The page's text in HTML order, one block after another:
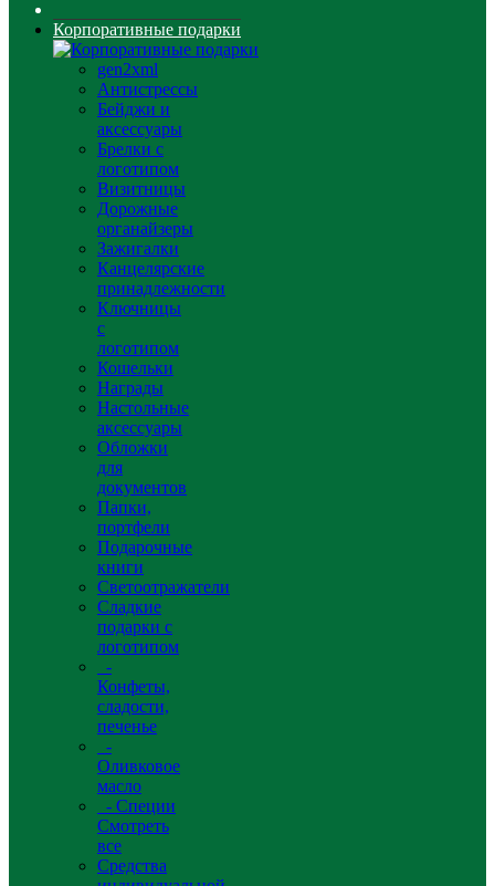
Корпоративные подарки
gen2xml
Антистрессы
Бейджи и
аксессуары
Брелки с
логотипом
Визитницы
Дорожные
органайзеры
Зажигалки
Канцелярские
принадлежности
Ключницы
с
логотипом
Кошельки
Награды
Настольные
аксессуары
Обложки
для
документов
Папки,
портфели
Подарочные
книги
Светоотражатели
Сладкие
подарки с
логотипом
-
Конфеты,
сладости,
печенье
-
Оливковое
масло
- Специи
Смотреть
все
Средства